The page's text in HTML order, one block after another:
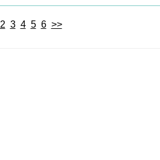
2 3 4 5 6 >>